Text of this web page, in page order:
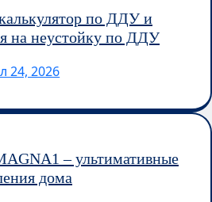
по ДДУ и
на неустойку по ДДУ
24, 2026
– ультимативные
дома